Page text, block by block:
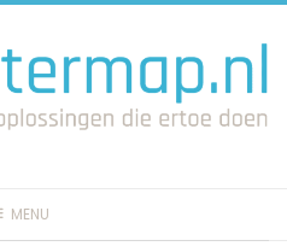
MENU